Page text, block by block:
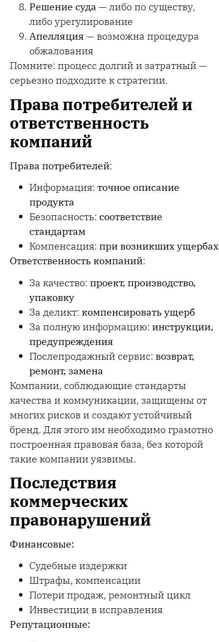
Решение суда — либо по существу,
либо урегулирование
Апелляция — возможна процедура
обжалования
Помните: процесс долгий и затратный —
серьезно подходите к стратегии.
Права потребителей и
ответственность
компаний
Права потребителей:
Информация: точное описание
продукта
Безопасность: соответствие
стандартам
Компенсация: при возникших ущербах
Ответственность компаний:
За качество: проект, производство,
упаковку
За деликт: компенсировать ущерб
За полную информацию: инструкции,
предупреждения
Послепродажный сервис: возврат,
ремонт, замена
Компании, соблюдающие стандарты
качества и коммуникации, защищены от
многих рисков и создают устойчивый
бренд. Для этого им необходимо грамотно
построенная правовая база, без которой
такие компании уязвимы.
Последствия
коммерческих
правонарушений
Финансовые:
Судебные издержки
Штрафы, компенсации
Потери продаж, ремонтный цикл
Инвестиции в исправления
Репутационные: